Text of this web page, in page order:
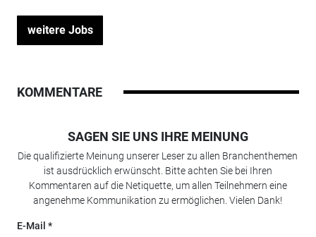
weitere Jobs
KOMMENTARE
SAGEN SIE UNS IHRE MEINUNG
Die qualifizierte Meinung unserer Leser zu allen Branchenthemen
ist ausdrücklich erwünscht. Bitte achten Sie bei Ihren
Kommentaren auf die Netiquette, um allen Teilnehmern eine
angenehme Kommunikation zu ermöglichen. Vielen Dank!
E-Mail